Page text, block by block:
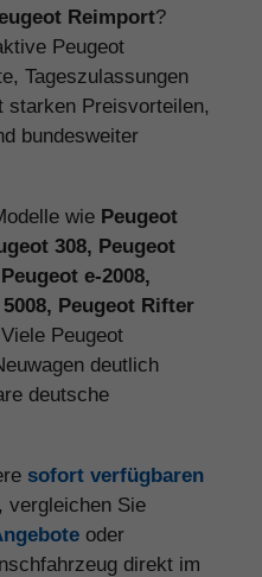
Reimport?
Peugeot
Tageszulassungen
starken Preisvorteilen,
bundesweiter
wie Peugeot
308, Peugeot
e-2008,
Peugeot Rifter
Peugeot
deutlich
deutsche
sofort verfügbaren
, vergleichen Sie
oder
direkt im